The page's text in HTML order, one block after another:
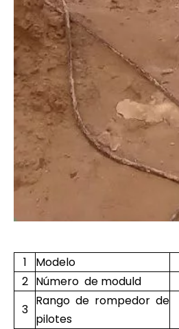
1 Modelo
2 Número de moduld
3
Rango de rompedor de
pilotes